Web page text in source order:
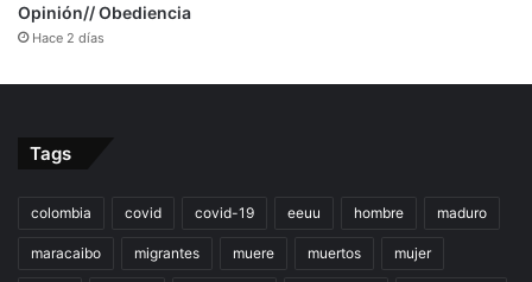
Opinión// Obediencia
Hace 2 días
Tags
colombia covid covid-19 eeuu hombre maduro
maracaibo migrantes muere muertos mujer